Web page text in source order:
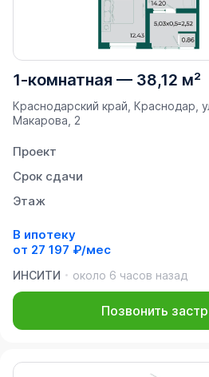
1-комнатная — 38,12 м²
Краснодарский край, Краснодар,
Макарова, 2
Проект
Срок сдачи
Этаж
В ипотеку
от 27 197 ₽/мес
ИНСИТИ
около 6 часов назад
Позвонить